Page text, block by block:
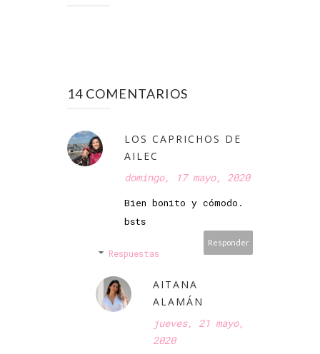
14 COMENTARIOS
LOS CAPRICHOS DE
AILEC
domingo, 17 mayo, 2020
Bien bonito y cómodo.
bsts
Responder
Respuestas
AITANA
ALAMÁN
jueves, 21 mayo,
2020